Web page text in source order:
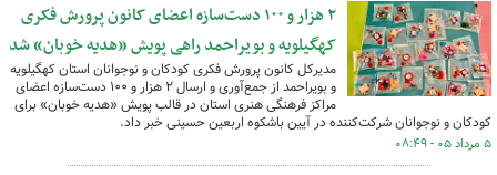
۲ هزار و ۱۰۰ دست‌سازه اعضای کانون پرورش فکری
کهگیلویه و بویراحمد راهی پویش «هدیه خوبان» شد
مدیرکل کانون پرورش فکری کودکان و نوجوانان استان کهگیلویه
و بویراحمد از جمع‌آوری و ارسال ۲ هزار و ۱۰۰ دست‌سازه اعضای
مراکز فرهنگی هنری استان در قالب پویش «هدیه خوبان» برای
کودکان و نوجوانان شرکت‌کننده در آیین باشکوه اربعین حسینی خبر داد.
۵ مرداد ۰۵ - ۰۸:۴۹